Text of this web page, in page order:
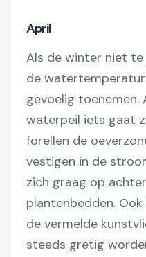
April
Als de winter niet te
de
gevoelig toenemen.
waterpeil iets gaat
forellen de
vestigen in de
zich graag op
plantenbedden.
de vermelde
steeds gretig